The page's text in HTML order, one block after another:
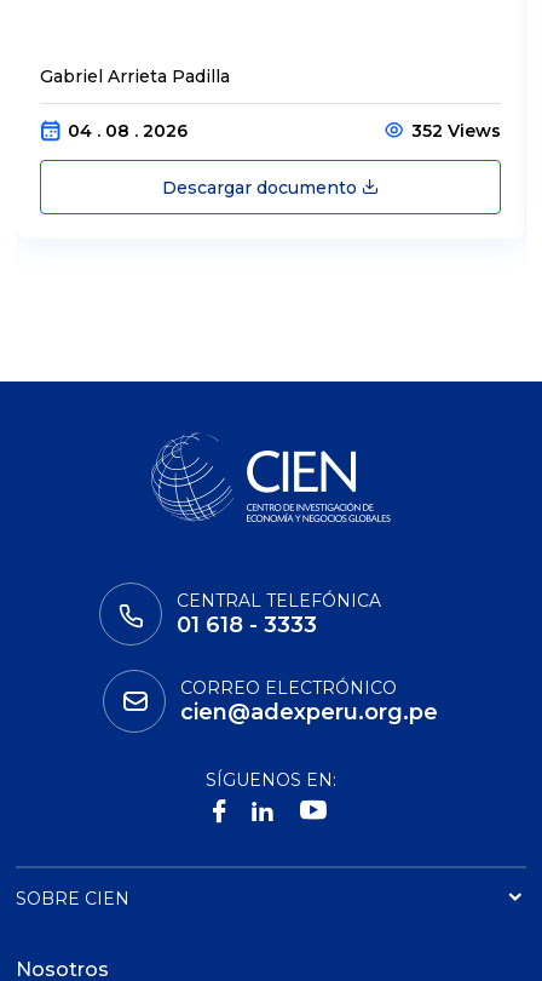
Gabriel Arrieta Padilla
04 . 08 . 2026 352 Views
Descargar documento
CENTRAL TELEFÓNICA
01 618 - 3333
CORREO ELECTRÓNICO
cien@adexperu.org.pe
SÍGUENOS EN:
SOBRE CIEN
Nosotros